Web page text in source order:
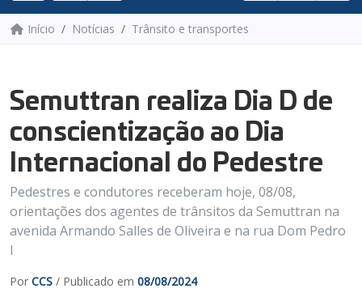
Início Notícias Trânsito e transportes
Semuttran realiza Dia D de
conscientização ao Dia
Internacional do Pedestre
Pedestres e condutores receberam hoje, 08/08,
orientações dos agentes de trânsitos da Semuttran na
avenida Armando Salles de Oliveira e na rua Dom Pedro
I
Por CCS / Publicado em 08/08/2024